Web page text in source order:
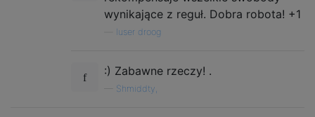
wynikające z reguł. Dobra robota! +1
luser droog
:) Zabawne rzeczy! .
Shmiddty,